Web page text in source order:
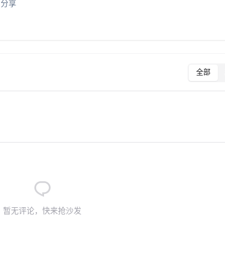
分享
全部
暂无评论，快来抢沙发